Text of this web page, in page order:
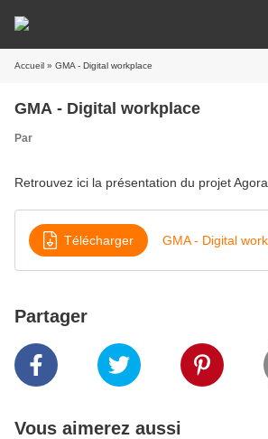
Accueil » GMA - Digital workplace
GMA - Digital workplace
Par
Retrouvez ici la présentation du projet Agora.
Télécharger
Partager
Vous aimerez aussi